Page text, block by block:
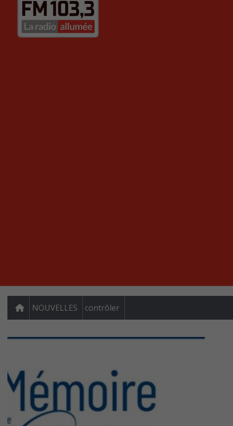
NOUVELLES contrôler